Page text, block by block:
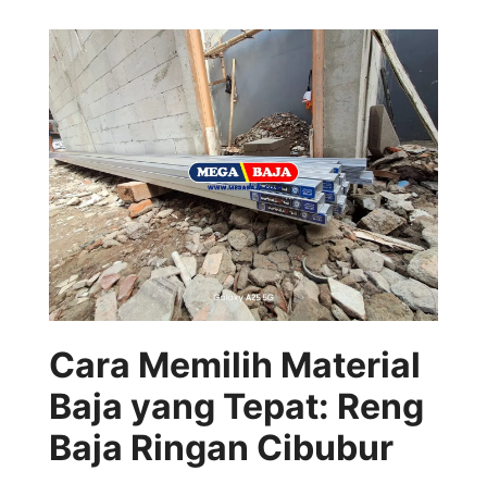
Cara Memilih Material
Baja yang Tepat: Reng
Baja Ringan Cibubur